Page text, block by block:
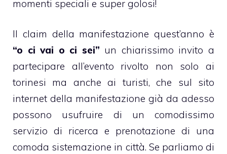
momenti speciali e super golosi!
Il claim della manifestazione quest’anno è
“o ci vai o ci sei” un chiarissimo invito a
partecipare all’evento rivolto non solo ai
torinesi ma anche ai turisti, che sul sito
internet della manifestazione già da adesso
possono usufruire di un comodissimo
servizio di ricerca e prenotazione di una
comoda sistemazione in città. Se parliamo di